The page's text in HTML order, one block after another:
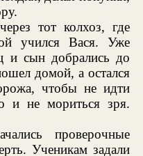
тот колхоз, где
учился Вася. Уже
и сын добрались до
домой, а остался
чтобы не идти
и не мориться зря.
проверочные
Ученикам задали